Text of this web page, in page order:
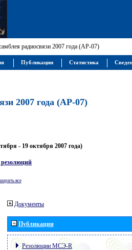
радиосвязи 2007 года (АР-07)
2007 года (АР-07)
- 19 октября 2007 года)
все
Документы
Публикации
Резолюции МСЭ-R
Публикации Статистика